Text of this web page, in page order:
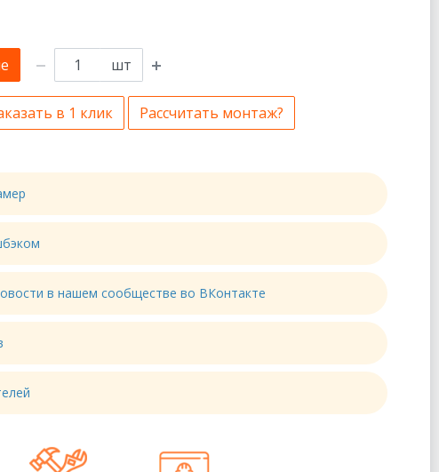
шт
в 1 клик Рассчитать монтаж?
в нашем сообществе во ВКонтакте